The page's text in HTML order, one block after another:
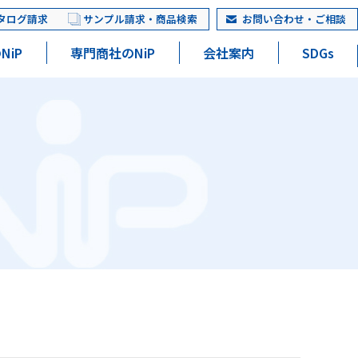
ログ請求 サンプル請求・商品検索 お問い合わせ・ご相談
専門商社のNiP 会社案内 SDGs